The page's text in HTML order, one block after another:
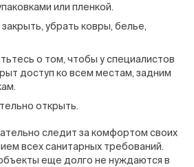
или пленкой.
убрать ковры, белье,
о том, чтобы у специалистов
доступ ко всем местам, задним
открыть.
следит за комфортом своих
всех санитарных требований.
еще долго не нуждаются в